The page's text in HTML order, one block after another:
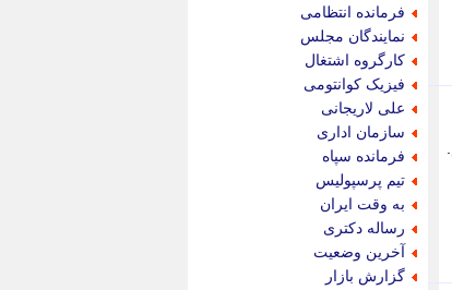
فرمانده انتظامی
نمایندگان مجلس
کارگروه اشتغال
فیزیک کوانتومی
علی لاریجانی
سازمان اداری
فرمانده سپاه
تیم پرسپولیس
به وقت ایران
رساله دکتری
آخرین وضعیت
گزارش بازار